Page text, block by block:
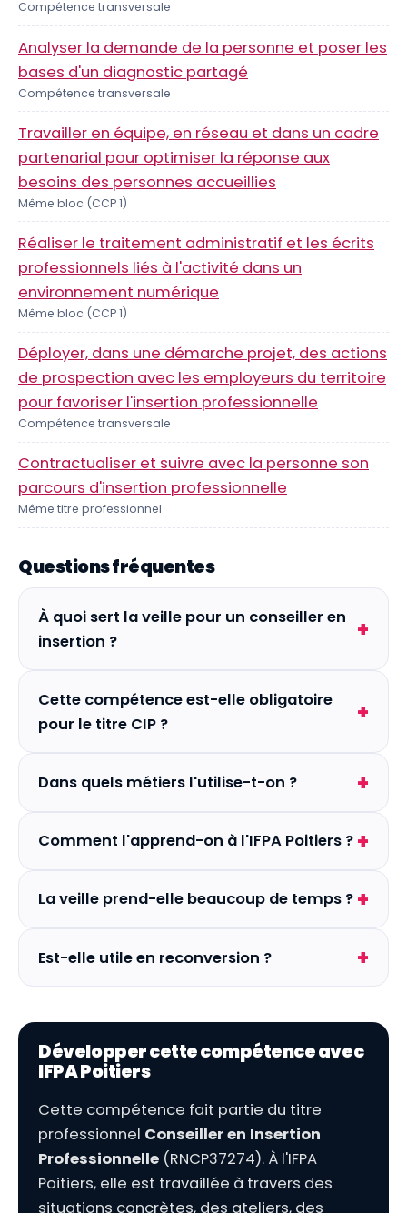
Compétence transversale
Analyser la demande de la personne et poser les
bases d'un diagnostic partagé
Compétence transversale
Travailler en équipe, en réseau et dans un cadre
partenarial pour optimiser la réponse aux
besoins des personnes accueillies
Même bloc (CCP 1)
Réaliser le traitement administratif et les écrits
professionnels liés à l'activité dans un
environnement numérique
Même bloc (CCP 1)
Déployer, dans une démarche projet, des actions
de prospection avec les employeurs du territoire
pour favoriser l'insertion professionnelle
Compétence transversale
Contractualiser et suivre avec la personne son
parcours d'insertion professionnelle
Même titre professionnel
Questions fréquentes
À quoi sert la veille pour un conseiller en
insertion ?
Cette compétence est-elle obligatoire
pour le titre CIP ?
Dans quels métiers l'utilise-t-on ?
Comment l'apprend-on à l'IFPA Poitiers ?
La veille prend-elle beaucoup de temps ?
Est-elle utile en reconversion ?
Développer cette compétence avec
IFPA Poitiers
Cette compétence fait partie du titre
professionnel Conseiller en Insertion
Professionnelle (RNCP37274). À l'IFPA
Poitiers, elle est travaillée à travers des
situations concrètes, des ateliers, des